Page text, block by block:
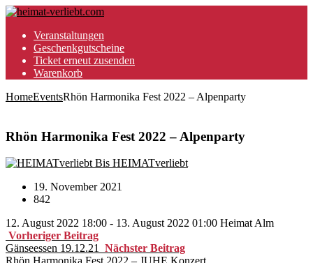
Veranstaltungen
Geschenkgutscheine
Ticket erneut zusenden
Warenkorb
HomeEventsRhön Harmonika Fest 2022 – Alpenparty
Rhön Harmonika Fest 2022 – Alpenparty
Bis HEIMATverliebt
19. November 2021
842
12. August 2022 18:00 - 13. August 2022 01:00 Heimat Alm
Vorheriger Beitrag
Gänseessen 19.12.21 Nächster Beitrag